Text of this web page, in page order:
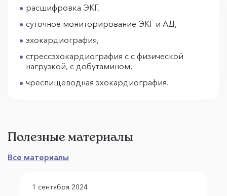
расшифровка ЭКГ,
суточное мониторирование ЭКГ и АД,
эхокардиография,
стрессэхокардиография с с физической
нагрузкой, с добутамином,
чреспищеводная эхокардиография.
Полезные материалы
Все материалы
1 сентября 2024